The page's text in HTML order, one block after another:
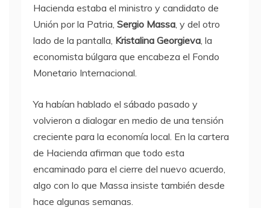
Hacienda estaba el ministro y candidato de
Unión por la Patria, Sergio Massa, y del otro
lado de la pantalla, Kristalina Georgieva, la
economista búlgara que encabeza el Fondo
Monetario Internacional.
Ya habían hablado el sábado pasado y
volvieron a dialogar en medio de una tensión
creciente para la economía local. En la cartera
de Hacienda afirman que todo esta
encaminado para el cierre del nuevo acuerdo,
algo con lo que Massa insiste también desde
hace algunas semanas.